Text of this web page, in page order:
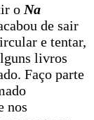
o Na
de sair
e tentar,
livros
Faço parte
nos